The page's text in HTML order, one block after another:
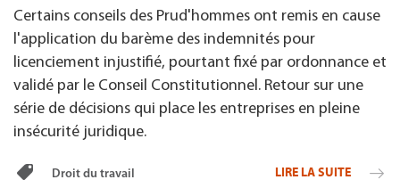
Certains conseils des Prud'hommes ont remis en cause
l'application du barème des indemnités pour
licenciement injustifié, pourtant fixé par ordonnance et
validé par le Conseil Constitutionnel. Retour sur une
série de décisions qui place les entreprises en pleine
insécurité juridique.
Droit du travail LIRE LA SUITE